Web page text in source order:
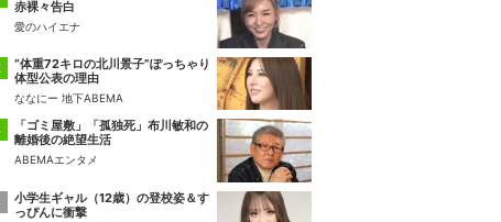
赤裸々告白
愛のハイエナ
“体重72キロの北川景子”ぽっちゃり
体型公表の理由
ななにー 地下ABEMA
「ゴミ屋敷」「孤独死」布川敏和の
離婚後の絶望生活
ABEMAエンタメ
小学生ギャル（12歳）の登校姿＆す
っぴんに衝撃